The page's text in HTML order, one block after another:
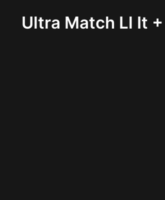
Ultra Match Ll It